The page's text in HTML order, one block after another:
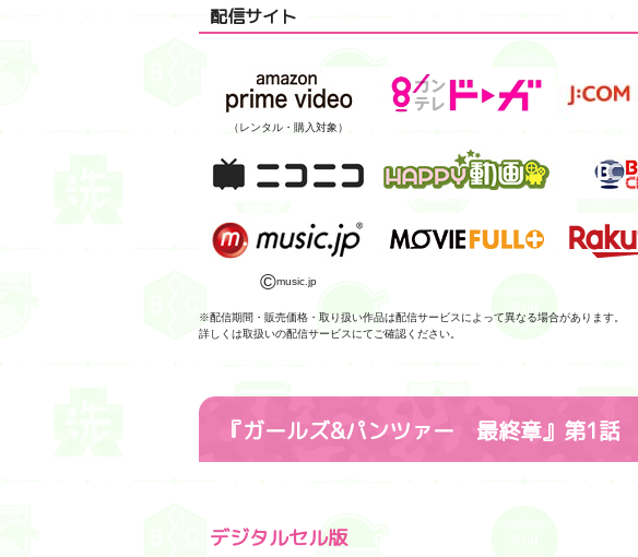
配信サイト
（レンタル・購入対象）
©music.jp
※配信期間・販売価格・取り扱い作品は配信サービスによって異なる場合があります。
詳しくは取扱いの配信サービスにてご確認ください。
『ガールズ&パンツァー 最終章』第1話
デジタルセル版